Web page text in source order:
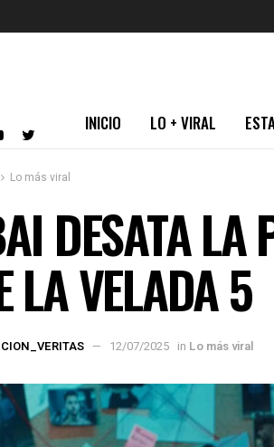
INICIO LO + VIRAL
Lo más viral
DESATA LA
LA VELADA 5
12/07/2025 in Lo más viral